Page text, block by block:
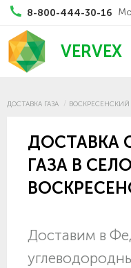
8-800-444-30-16
VERVEX
ДОСТАВКА ГАЗА
ДОСТАВКА
ГАЗА В
Доставим в